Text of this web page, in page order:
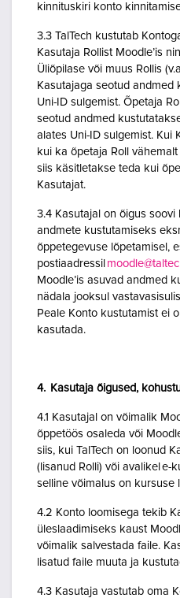
kinnituskiri konto
3.3 TalTech kustutab
Kasutaja Rollist Moodle’is
Üliõpilase või muus Rollis
Kasutajaga seotud
Uni-ID sulgemist. Õpetaja
seotud andmed
alates Uni-ID sulgemist. Kui
kui ka õpetaja Roll
siis käsitletakse teda kui
Kasutajat.
3.4 Kasutajal on õigus
andmete kustutamiseks
õppetegevuse lõpetamisel,
postiaadressil
Moodle’is asuvad andmed
nädala jooksul
Peale Konto kustutamist ei
kasutada.
4. Kasutaja õigused,
4.1 Kasutajal on võimalik
õppetöös osaleda või
siis, kui TalTech on loonud
(lisanud Rolli) või avalikel e-
selline võimalus on kursuse
4.2 Konto loomisega tekib
üleslaadimiseks kaust
võimalik salvestada faile.
lisatud faile muuta ja
4.3 Kasutaja vastutab oma